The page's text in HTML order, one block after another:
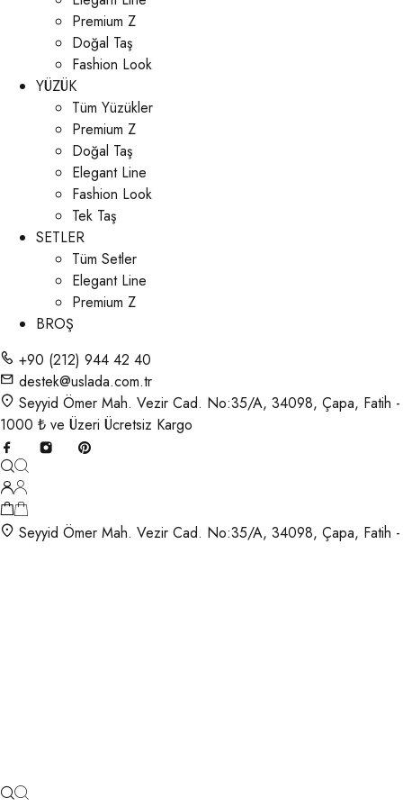
Premium Z
Doğal Taş
Fashion Look
YÜZÜK
Tüm Yüzükler
Premium Z
Doğal Taş
Elegant Line
Fashion Look
Tek Taş
SETLER
Tüm Setler
Elegant Line
Premium Z
BROŞ
+90 (212) 944 42 40
destek@uslada.com.tr
Seyyid Ömer Mah. Vezir Cad. No:35/A, 34098, Çapa, Fatih
1000 ₺ ve Üzeri Ücretsiz Kargo
Seyyid Ömer Mah. Vezir Cad. No:35/A, 34098, Çapa, Fatih